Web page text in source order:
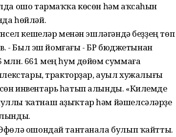
ошо тармаҡҡа көсөн һәм аҡсаһын
һөйләй.
кешеләр менән эшләгәндә беҙҙең төп
- Был эш йомғағы - БР бюджетынан
млн. 661 мең һум дөйөм суммаға
тракторҙар, ауыл хужалығы
инвентарь һатып алынды. «Килемде
ҡатнаш аҙыҡтар һәм йәшелсәләрҙе
ошондай тантанала булып ҡайтты.